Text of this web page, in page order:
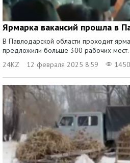
Ярмарка вакансий прошла в
В Павлодарской области проходит
предложили больше 300 рабочих
24KZ
12 февраля 2025 8:59 1450